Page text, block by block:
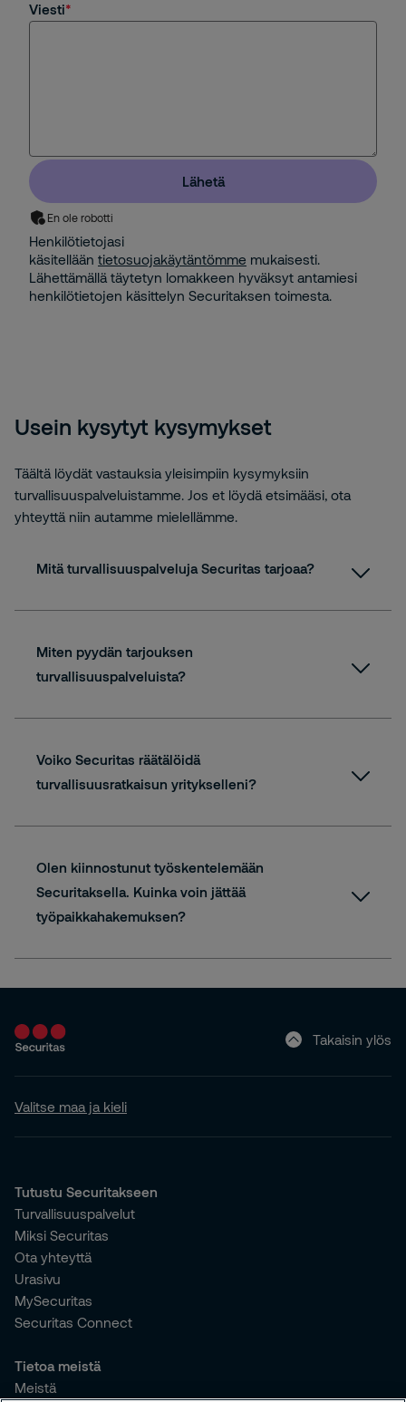
Viesti
Lähetä
En ole robotti
Henkilötietojasi
käsitellään tietosuojakäytäntömme mukaisesti.
Lähettämällä täytetyn lomakkeen hyväksyt antamiesi
henkilötietojen käsittelyn Securitaksen toimesta.
Usein kysytyt kysymykset
Täältä löydät vastauksia yleisimpiin kysymyksiin
turvallisuuspalveluistamme. Jos et löydä etsimääsi, ota
yhteyttä niin autamme mielellämme.
Mitä turvallisuuspalveluja Securitas tarjoaa?
Miten pyydän tarjouksen
turvallisuuspalveluista?
yhteydenottolomake
Voiko Securitas räätälöidä
turvallisuusratkaisun yritykselleni?
Olen kiinnostunut työskentelemään
Securitaksella. Kuinka voin jättää
työpaikkahakemuksen?
Avoimet työpaikat -sivulla
Takaisin ylös
Valitse maa ja kieli
Tutustu Securitakseen
Turvallisuuspalvelut
Miksi Securitas
Ota yhteyttä
Urasivu
MySecuritas
Securitas Connect
Tietoa meistä
Meistä